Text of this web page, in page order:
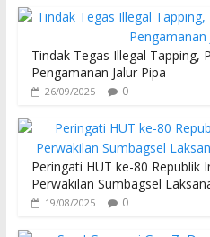
Tindak Tegas Illegal Tapping,
Pengamanan Jalur Pipa
26/09/2025 0
Peringati HUT ke-80 Republik
Perwakilan Sumbagsel
19/08/2025 0